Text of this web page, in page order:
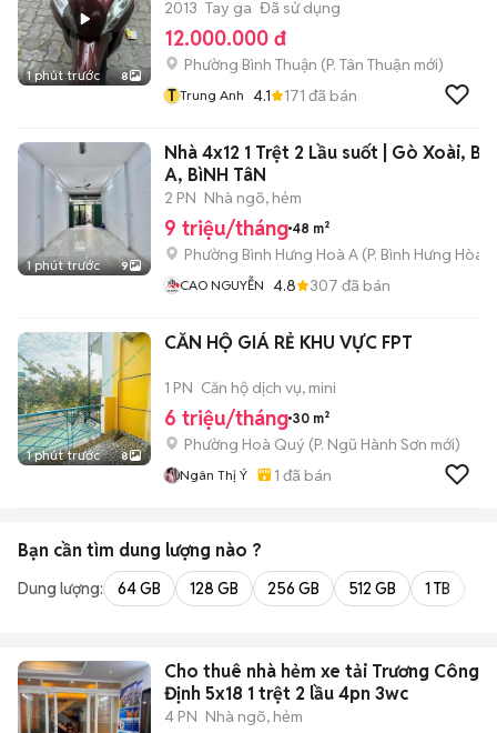
1 phút trước 8
2013 Tay ga Đã sử dụng
12.000.000 đ
Phường Bình Thuận (P. Tân Thuận mới)
T Trung Anh 4.1 171 đã bán
1 phút trước 9
Nhà 4x12 1 Trệt 2 Lầu suốt | Gò Xoài,
A, BìNH TâN
2 PN Nhà ngõ, hẻm
9 triệu/tháng 48 m²
Phường Bình Hưng Hoà A (P. Bình Hưng Hòa
CAO NGUYỄN 4.8 307 đã bán
1 phút trước 8
CĂN HỘ GIÁ RẺ KHU VỰC FPT
1 PN Căn hộ dịch vụ, mini
6 triệu/tháng 30 m²
Phường Hoà Quý (P. Ngũ Hành Sơn mới)
Ngân Thị Ý 1 đã bán
Bạn cần tìm dung lượng nào ?
Dung lượng: 64 GB 128 GB 256 GB 512 GB 1 TB
Cho thuê nhà hẻm xe tải Trương Công
Định 5x18 1 trệt 2 lầu 4pn 3wc
4 PN Nhà ngõ, hẻm